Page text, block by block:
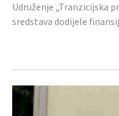
Udruženje „Tranzicijska
sredstava dodijele